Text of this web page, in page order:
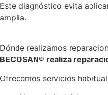
Este diagnóstico evita
amplia.
Dónde realizamos
BECOSAN® realiza
Ofrecemos servicios